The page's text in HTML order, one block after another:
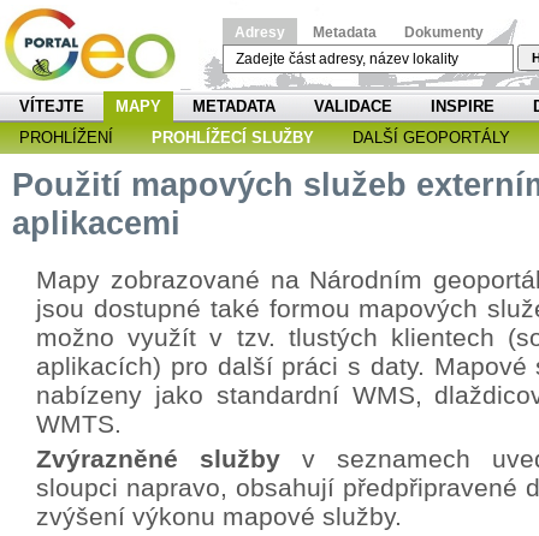
Adresy Metadata Dokumenty
VÍTEJTE MAPY METADATA VALIDACE INSPIRE
PROHLÍŽENÍ
PROHLÍŽECÍ SLUŽBY DALŠÍ GEOPORTÁLY
Použití mapových služeb
aplikacemi
Mapy zobrazované na Národním
jsou dostupné také formou mapových
možno využít v tzv. tlustých klientech
aplikacích) pro další práci s daty. Mapové
nabízeny jako standardní WMS,
WMTS.
Zvýrazněné služby v seznamech
sloupci napravo, obsahují předpřipravené
zvýšení výkonu mapové služby.